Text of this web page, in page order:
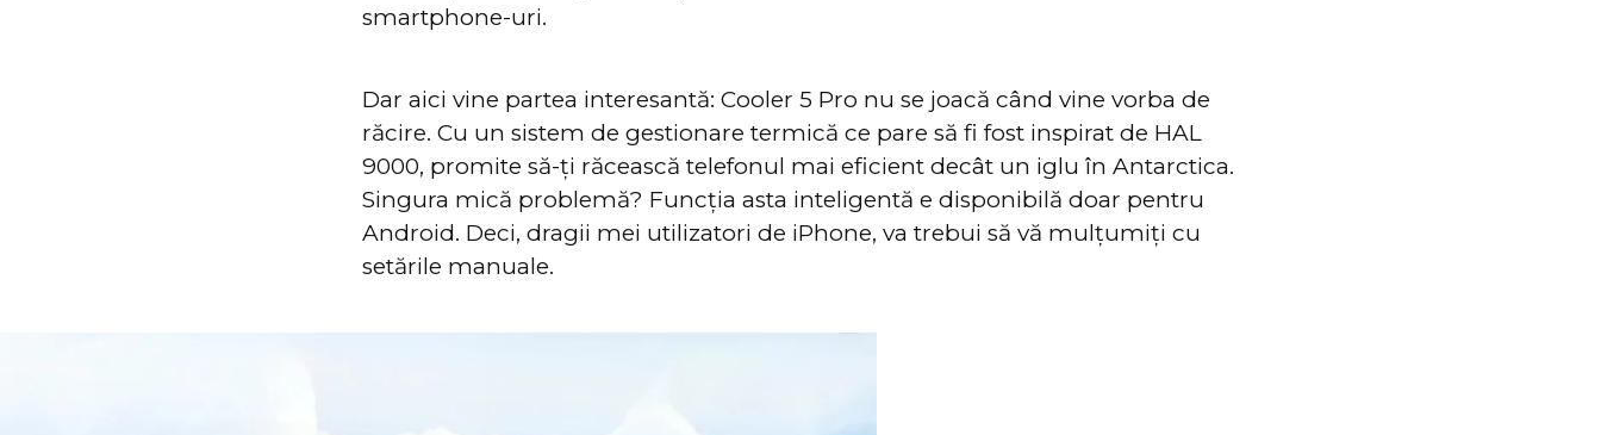
smartphone-uri.
Dar aici vine partea interesantă: Cooler 5 Pro nu se joacă când vine vorba de
răcire. Cu un sistem de gestionare termică ce pare să fi fost inspirat de HAL
9000, promite să-ți răcească telefonul mai eficient decât un iglu în Antarctica.
Singura mică problemă? Funcția asta inteligentă e disponibilă doar pentru
Android. Deci, dragii mei utilizatori de iPhone, va trebui să vă mulțumiți cu
setările manuale.